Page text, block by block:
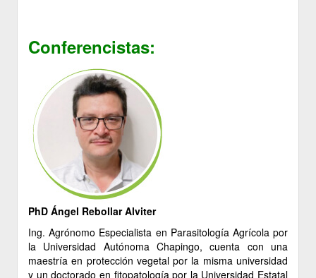
Conferencistas:
PhD Ángel Rebollar Alviter
Ing. Agrónomo Especialista en Parasitología Agrícola por
la Universidad Autónoma Chapingo, cuenta con una
maestría en protección vegetal por la misma universidad
y un doctorado en fitopatología por la Universidad Estatal